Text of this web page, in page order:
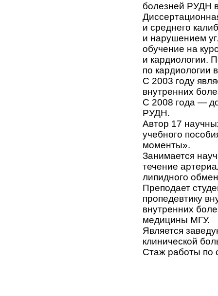
болезней РУДН
и среднего
и нарушением
обучение на
и кардиологии.
по кардиологии
С 2003 году
внутренних
С 2008 года —
РУДН.
Автор 17
учебного
моменты».
Занимается
течение
липидного
Преподает
пропедевтику
внутренних
медицины МГУ.
Является
клинической
Стаж работы по